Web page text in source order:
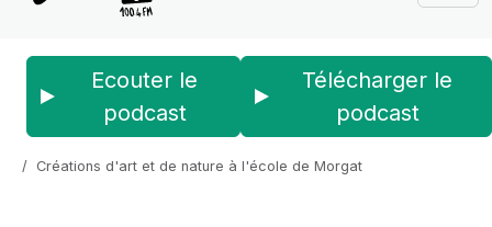
Ecouter le
podcast
Télécharger le
podcast
Créations d'art et de nature à l'école de Morgat